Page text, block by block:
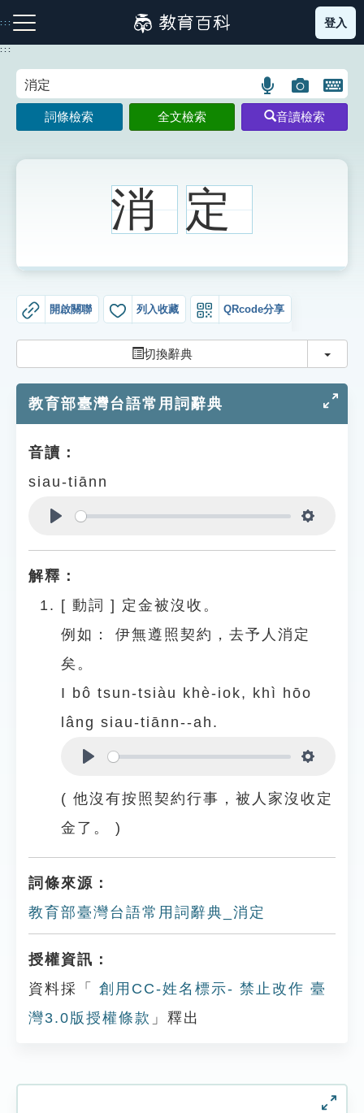
到
主
:::
注音索引圖示 筆畫索引圖示 部首索引表圖示
生字詞彙表
知識索引
遊戲專區
貓頭鷹博士
登入
:::
語
言
搜
圖
片
搜
開
鍵
圖
詞條檢索 全文檢索 音讀檢索
消 定
開啟關聯 列入收藏 QRcode分享
切換辭典 切換
教育部臺灣台語常用詞辭典
音讀：
siau-tiānn
解釋：
[ 動詞 ] 定金被沒收。
例如：
伊無遵照契約，去予人消定
矣。
I bô tsun-tsiàu khè-iok, khì hōo
lâng siau-tiānn--ah.
( 他沒有按照契約行事，被人家沒收定
金了。 )
詞條來源：
教育部臺灣台語常用詞辭典_消定
授權資訊：
資料採「
創用CC-姓名標示- 禁止改作 臺
灣3.0版授權條款 」釋出